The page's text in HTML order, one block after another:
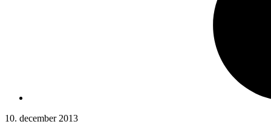
10. december 2013